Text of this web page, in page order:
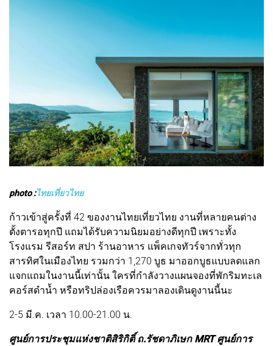
photo :ไทยเที่ยวไทย
ก้าวเข้าสู่ครั้งที่ 42 ของงานไทยเที่ยวไทย งานที่หลายคนต่าง
ตั้งตารอทุกปี แถมได้รับความนิยมอย่างดีทุกปี เพราะทั้ง
โรงแรม รีสอร์ท สปา ร้านอาหาร แพ็คเกจทัวร์จากทั่วทุก
สารทิศในเมืองไทย รวมกว่า 1,270 บูธ มาออกบูธแบบลดแลก
แจกแถมในงานนี้เท่านั้น ใครที่กำลังวางแผนจองที่พักริมทะเล
คอร์สดำน้ำ หรือทริปล่องเรือควรมาลองเดินดูงานนี้นะ
2-5 มี.ค. เวลา 10.00-21.00 น.
ศูนย์การประชุมแห่งชาติสิริกิติ์ ถ.รัชดาภิเษก MRT ศูนย์การ